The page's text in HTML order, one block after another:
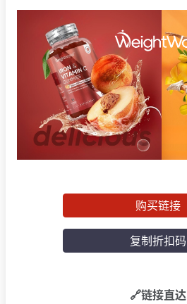
购买链接
复制折扣码
🔗链接直达